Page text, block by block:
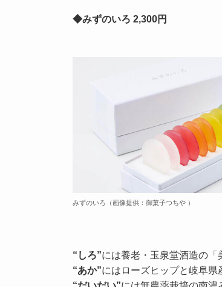
◆みずのいろ 2,300円
みずのいろ（画像提供：御菓子つちや ）
“しろ”には養老・玉泉堂酒造の「
“あか”にはローズヒップと岐阜県